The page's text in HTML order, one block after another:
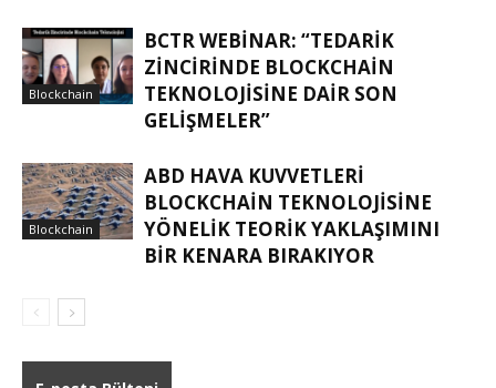
Blockchain
BCTR WEBINAR: “TEDARIK
ZINCIRINDE BLOCKCHAIN
TEKNOLOJISINE DAIR SON
GELIŞMELER”
Blockchain
ABD HAVA KUVVETLERI
BLOCKCHAIN TEKNOLOJISINE
YÖNELIK TEORIK YAKLAŞIMINI
BIR KENARA BIRAKIYOR